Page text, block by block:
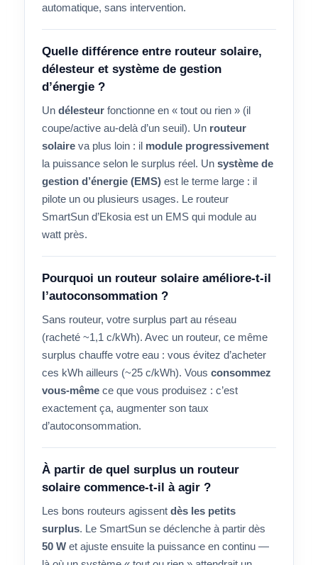
automatique, sans intervention.
Quelle différence entre routeur solaire,
délesteur et système de gestion
d’énergie ?
Undélesteur fonctionne en « tout ou rien » (il
coupe/active au-delà d’un seuil). Un routeur
solaire va plus loin : il module progressivement
la puissance selon le surplus réel. Unsystème de
gestion d’énergie (EMS) est le terme large : il
pilote un ou plusieurs usages. Le routeur
SmartSun d’Ekosia est un EMS qui module au
watt près.
Pourquoi un routeur solaire améliore-t-il
l’autoconsommation ?
Sans routeur, votre surplus part au réseau
(racheté ~1,1 c/kWh). Avec un routeur, ce même
surplus chauffe votre eau : vous évitez d’acheter
ces kWh ailleurs (~25 c/kWh). Vousconsommez
vous-même ce que vous produisez : c’est
exactement ça, augmenter son taux
d’autoconsommation.
À partir de quel surplus un routeur
solaire commence-t-il à agir ?
Les bons routeurs agissentdès les petits
surplus. Le SmartSun se déclenche à partir dès
50 W et ajuste ensuite la puissance en continu —